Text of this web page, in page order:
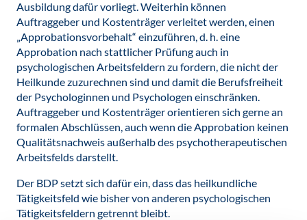
Ausbildung dafür vorliegt. Weiterhin können
Auftraggeber und Kostenträger verleitet werden, einen
„Approbationsvorbehalt“ einzuführen, d. h. eine
Approbation nach stattlicher Prüfung auch in
psychologischen Arbeitsfeldern zu fordern, die nicht der
Heilkunde zuzurechnen sind und damit die Berufsfreiheit
der Psychologinnen und Psychologen einschränken.
Auftraggeber und Kostenträger orientieren sich gerne an
formalen Abschlüssen, auch wenn die Approbation keinen
Qualitätsnachweis außerhalb des psychotherapeutischen
Arbeitsfelds darstellt.
Der BDP setzt sich dafür ein, dass das heilkundliche
Tätigkeitsfeld wie bisher von anderen psychologischen
Tätigkeitsfeldern getrennt bleibt.